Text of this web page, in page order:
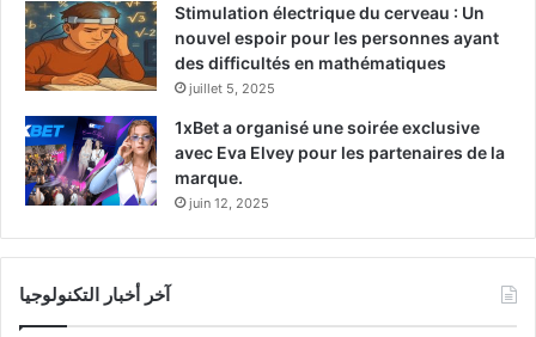
Stimulation électrique du cerveau : Un
nouvel espoir pour les personnes ayant
des difficultés en mathématiques
juillet 5, 2025
1xBet a organisé une soirée exclusive
avec Eva Elvey pour les partenaires de la
marque.
juin 12, 2025
آخر أخبار التكنولوجيا